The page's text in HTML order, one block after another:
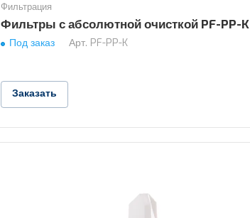
Фильтрация
Фильтры с абсолютной очисткой PF-PP-K
Под заказ Арт. PF-PP-K
Заказать